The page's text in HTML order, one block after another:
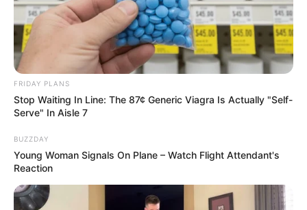
Les partantes en lice pour la victoire au
Tiercé Quinté du jour
1 PRESA DIRETTA
2 DANCING QUEEN
3 TILILA
4 BONNY GLITTERS
FRIDAY PLANS
Stop Waiting In Line: The 87¢ Generic Viagra Is Actually "Self-
Serve" In Aisle 7
BUZZDAY
Young Woman Signals On Plane – Watch Flight Attendant's
Reaction